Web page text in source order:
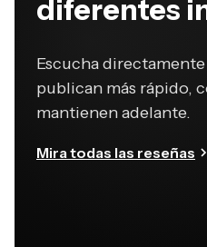
diferentes
Escucha
publican más rápido,
mantienen adelante.
Mira todas las reseñas